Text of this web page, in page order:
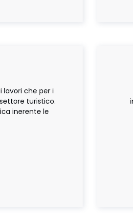
lavori che per i
turistico.
inerente le